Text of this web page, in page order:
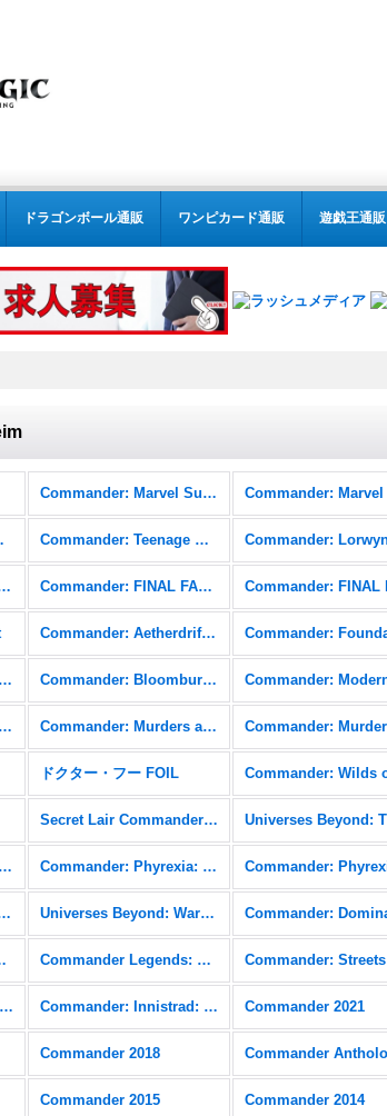
ドラゴンボール通販 ワンピカード通販 遊戯王通販
Commander: Marvel Super Heroes
Turtles Commander: Teenage Mutant Ninja Turtles FOIL
of Eternities FOIL Commander: FINAL FANTASY
Commander: Aetherdrift FOIL
Commander: Bloomburrow Commander: Bloomburrow FOIL
Commander: Outlaws of Thunder Junction FOIL Commander: Murders at Karlov Manor
ドクター・フー FOIL
Secret Lair Commander: From Cute to Brute
March of the Machine FOIL Commander: Phyrexia: All Will Be One
Brothers' War FOIL Universes Beyond: Warhammer 40,000 (40K)
Gate FOIL Commander Legends: Battle for Baldur's Gate Commander
Commander Collection: Black Commander: Innistrad: Crimson Vow Commander 2021
Commander 2018
Commander 2015 Commander 2014